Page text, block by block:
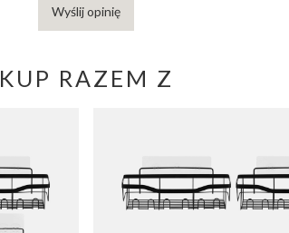
Wyślij opinię
KUP RAZEM Z